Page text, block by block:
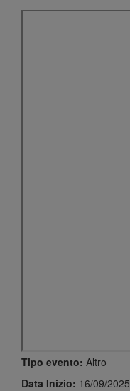
Tipo evento: Altro
Data Inizio: 16/09/2025